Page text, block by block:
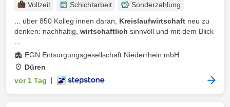
Vollzeit Schichtarbeit
Sonderzahlung
... über 850 Kolleg innen daran, Kreislaufwirtschaft neu zu
denken: nachhaltig, wirtschaftlich sinnvoll und mit dem Blick
EGN Entsorgungsgesellschaft Niederrhein mbH
Düren
vor 1 Tag